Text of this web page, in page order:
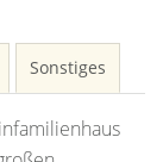
Sonstiges